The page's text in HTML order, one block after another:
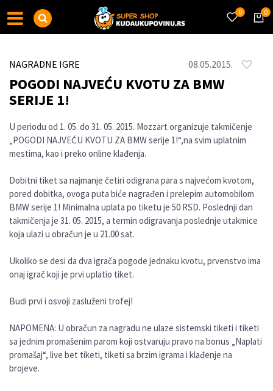
0
0
NAGRADNE IGRE 08.05.2015.
POGODI NAJVEĆU KVOTU ZA BMW
SERIJE 1!
U periodu od 1. 05. do 31. 05. 2015. Mozzart organizuje takmičenje
„POGODI NAJVEĆU KVOTU ZA BMW serije 1!“,na svim uplatnim
mestima, kao i preko online klađenja.
Dobitni tiket sa najmanje četiri odigrana para s najvećom kvotom,
pored dobitka, ovoga puta biće nagrađen i prelepim automobilom
BMW serije 1! Minimalna uplata po tiketu je 50 RSD. Poslednji dan
takmičenja je 31. 05. 2015, a termin odigravanja poslednje utakmice
koja ulazi u obračun je u 21.00 sat.
Ukoliko se desi da dva igrača pogode jednaku kvotu, prvenstvo ima
onaj igrač koji je prvi uplatio tiket.
Budi prvi i osvoji zasluženi trofej!
NAPOMENA: U obračun za nagradu ne ulaze sistemski tiketi i tiketi
sa jednim promašenim parom koji ostvaruju pravo na bonus „Naplati
promašaj“, live bet tiketi, tiketi sa brzim igrama i klađenje na
brojeve.